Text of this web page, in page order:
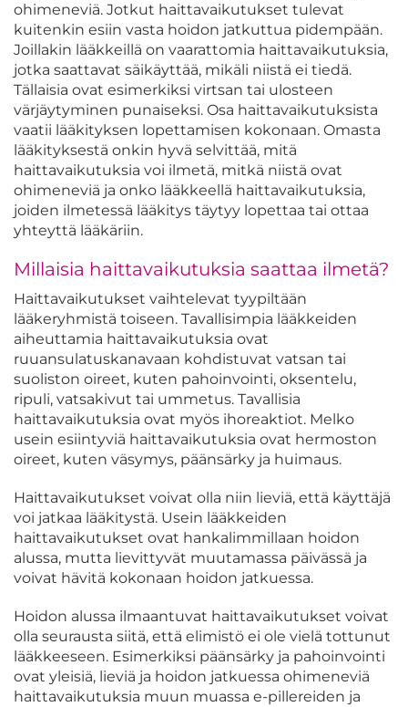
ohimeneviä. Jotkut haittavaikutukset tulevat
kuitenkin esiin vasta hoidon jatkuttua pidempään.
Joillakin lääkkeillä on vaarattomia haittavaikutuksia,
jotka saattavat säikäyttää, mikäli niistä ei tiedä.
Tällaisia ovat esimerkiksi virtsan tai ulosteen
värjäytyminen punaiseksi. Osa haittavaikutuksista
vaatii lääkityksen lopettamisen kokonaan. Omasta
lääkityksestä onkin hyvä selvittää, mitä
haittavaikutuksia voi ilmetä, mitkä niistä ovat
ohimeneviä ja onko lääkkeellä haittavaikutuksia,
joiden ilmetessä lääkitys täytyy lopettaa tai ottaa
yhteyttä lääkäriin.
Millaisia haittavaikutuksia saattaa ilmetä?
Haittavaikutukset vaihtelevat tyypiltään
lääkeryhmistä toiseen. Tavallisimpia lääkkeiden
aiheuttamia haittavaikutuksia ovat
ruuansulatuskanavaan kohdistuvat vatsan tai
suoliston oireet, kuten pahoinvointi, oksentelu,
ripuli, vatsakivut tai ummetus. Tavallisia
haittavaikutuksia ovat myös ihoreaktiot. Melko
usein esiintyviä haittavaikutuksia ovat hermoston
oireet, kuten väsymys, päänsärky ja huimaus.
Haittavaikutukset voivat olla niin lieviä, että käyttäjä
voi jatkaa lääkitystä. Usein lääkkeiden
haittavaikutukset ovat hankalimmillaan hoidon
alussa, mutta lievittyvät muutamassa päivässä ja
voivat hävitä kokonaan hoidon jatkuessa.
Hoidon alussa ilmaantuvat haittavaikutukset voivat
olla seurausta siitä, että elimistö ei ole vielä tottunut
lääkkeeseen. Esimerkiksi päänsärky ja pahoinvointi
ovat yleisiä, lieviä ja hoidon jatkuessa ohimeneviä
haittavaikutuksia muun muassa e-pillereiden ja